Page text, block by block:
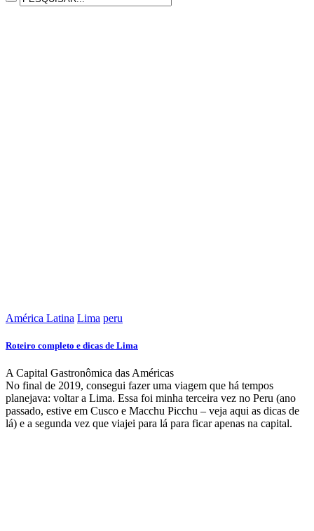
América Latina Lima peru
Roteiro completo e dicas de Lima
A Capital Gastronômica das Américas
No final de 2019, consegui fazer uma viagem que há tempos
planejava: voltar a Lima. Essa foi minha terceira vez no Peru (ano
passado, estive em Cusco e Macchu Picchu – veja aqui as dicas de
lá) e a segunda vez que viajei para lá para ficar apenas na capital.